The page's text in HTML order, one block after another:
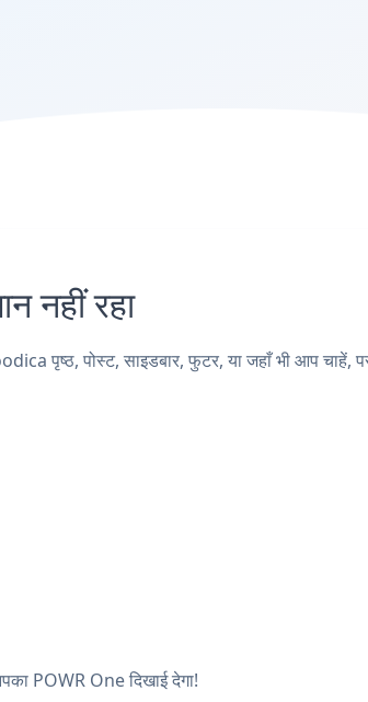
रहा
पृष्ठ, पोस्ट, साइडबार, फुटर, या जहाँ भी आप चाहें,
POWR One दिखाई देगा!